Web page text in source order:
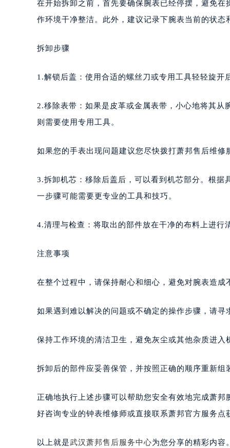
在开始拆卸之前，首先要确保腕表已经停摆，避免
作环境干净整洁。此外，建议记录下腕表当前的状态
拆卸步骤
1.解锁后盖：使用合适的螺丝刀或专用工具轻轻旋
2.移除表带：如果是皮革或金属表带，小心地将其
则需要使用专用工具。
如果您的手表出现问题建议您尽快拨打萧邦售后维
3.拆卸机芯：移除后盖后，可以看到机芯部分。根
一步骤可能需要更专业的工具和技巧。
4.清理与检查：将取出的部件放在干净的布料上进行
注意事项
在整个过程中，请保持耐心和细心，避免对腕表造成
如果遇到难以解决的问题或不确定的操作步骤，请寻
保持工作环境的清洁卫生，避免灰尘或其他杂质进入
拆卸后的部件应妥善保管，并按照正确的顺序重新组
正确地执行上述步骤可以帮助您安全有效地完成萧
好咨询专业的钟表维修师或直接联系萧邦官方服务点
以上就是武汉萧邦售后服务中心为您分享的精彩内容